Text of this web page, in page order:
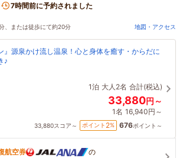
7時間前に予約されました
、または徒歩にて約20分 地図・アクセス
』源泉かけ流し温泉！心と身体を癒す・からだに
♪
1泊 大人2名 合計(税込)
33,880円～
1名 16,940円～
33,880スコア～ ポイント 2% 676ポイント～
航空券
の